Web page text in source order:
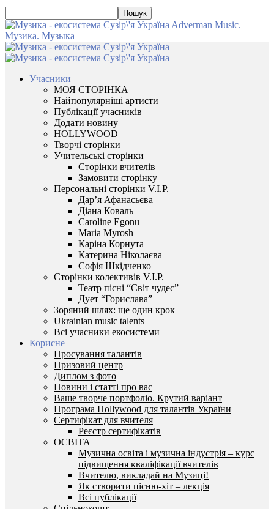
Adverman Music.
Музика. Музыка
Учасники
МОЯ СТОРІНКА
Найпопулярніші артисти
Публікації учасників
Додати новину
HOLLYWOOD
Творчі сторінки
Учительські сторінки
Сторінки вчителів
Замовити сторінку
Персональні сторінки V.I.P.
Дар’я Афанасьєва
Діана Коваль
Caroline Egonu
Maria Myrosh
Каріна Корнута
Катерина Ніколаєва
Софія Шкідченко
Сторінки колективів V.I.P.
Театр пісні “Світ чудес”
Дует “Горислава”
Зоряний шлях: ще один крок
Ukrainian music talents
Всі учасники екосистеми
Корисне
Просування талантів
Призовий центр
Диплом з фото
Новини і статті про вас
Ваше творче портфоліо. Крутий варіант
Програма Hollywood для талантів України
Сертифікат для вчителя
Реєстр сертифікатів
ОСВІТА
Музична освіта і музична індустрія – курс
підвищення кваліфікації вчителів
Вчителю, викладай на Музиці!
Як створити пісню-хіт – лекція
Всі публікації